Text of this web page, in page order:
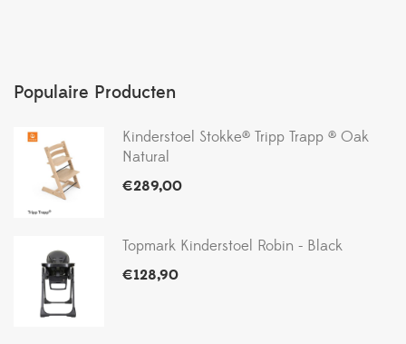
Populaire Producten
Kinderstoel Stokke® Tripp Trapp ® Oak
Natural
€289,00
Topmark Kinderstoel Robin - Black
€128,90